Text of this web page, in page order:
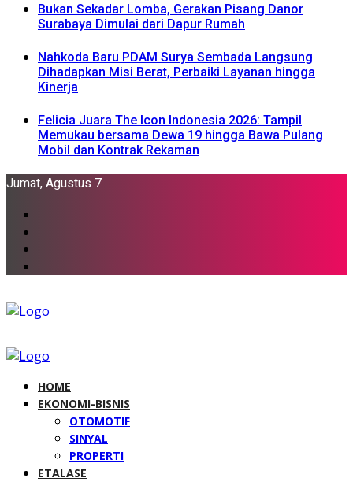
Bukan Sekadar Lomba, Gerakan Pisang Danor
Surabaya Dimulai dari Dapur Rumah
Nahkoda Baru PDAM Surya Sembada Langsung
Dihadapkan Misi Berat, Perbaiki Layanan hingga
Kinerja
Felicia Juara The Icon Indonesia 2026: Tampil
Memukau bersama Dewa 19 hingga Bawa Pulang
Mobil dan Kontrak Rekaman
Jumat, Agustus 7
HOME
EKONOMI-BISNIS
OTOMOTIF
SINYAL
PROPERTI
ETALASE